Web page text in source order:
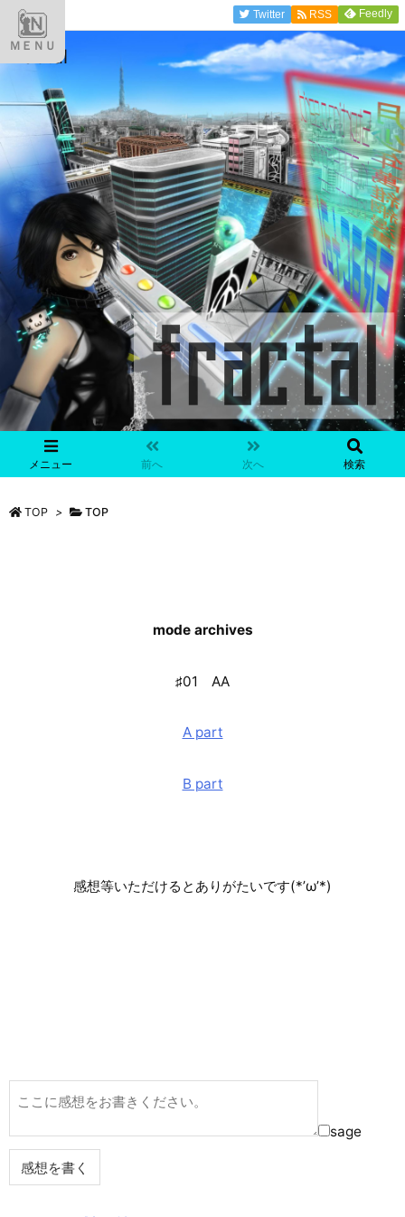
fractal
メニュー 前へ 次へ 検索
Twitter RSS Feedly
TOP > TOP
mode archives
♯01 AA
A part
B part
感想等いただけるとありがたいです(*’ω’*)
sage
ＭＥＮＵ